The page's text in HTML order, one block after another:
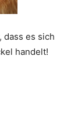
dass es sich
handelt!